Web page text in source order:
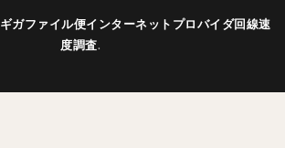
ギガファイル便インターネットプロバイダ回線速
度調査.